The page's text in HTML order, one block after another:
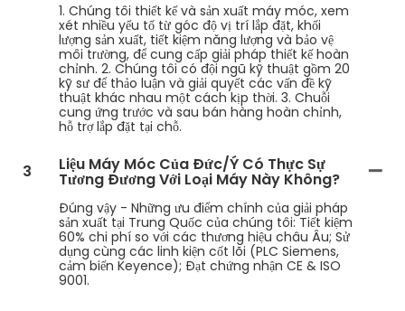
1. Chúng tôi thiết kế và sản xuất máy móc, xem
xét nhiều yếu tố từ góc độ vị trí lắp đặt, khối
lượng sản xuất, tiết kiệm năng lượng và bảo vệ
môi trường, để cung cấp giải pháp thiết kế hoàn
chỉnh. 2. Chúng tôi có đội ngũ kỹ thuật gồm 20
kỹ sư để thảo luận và giải quyết các vấn đề kỹ
thuật khác nhau một cách kịp thời. 3. Chuỗi
cung ứng trước và sau bán hàng hoàn chỉnh,
hỗ trợ lắp đặt tại chỗ.
3 Liệu Máy Móc Của Đức/Ý Có Thực Sự
Tương Đương Với Loại Máy Này Không?
Đúng vậy - Những ưu điểm chính của giải pháp
sản xuất tại Trung Quốc của chúng tôi: Tiết kiệm
60% chi phí so với các thương hiệu châu Âu; Sử
dụng cùng các linh kiện cốt lõi (PLC Siemens,
cảm biến Keyence); Đạt chứng nhận CE & ISO
9001.